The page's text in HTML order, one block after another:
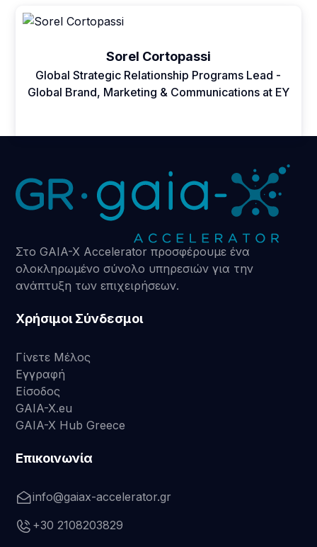
Sorel Cortopassi
Global Strategic Relationship Programs Lead -
Global Brand, Marketing & Communications at EY
Στο GAIA-X Accelerator προσφέρουμε ένα
ολοκληρωμένο σύνολο υπηρεσιών για την
ανάπτυξη των επιχειρήσεων.
Χρήσιμοι Σύνδεσμοι
Γίνετε Μέλος
Εγγραφή
Είσοδος
GAIA-X.eu
GAIA-X Hub Greece
Επικοινωνία
info@gaiax-accelerator.gr
+30 2108203829